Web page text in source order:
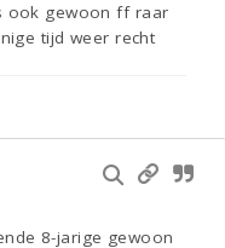
ook gewoon ff raar
tijd weer recht
8-jarige gewoon